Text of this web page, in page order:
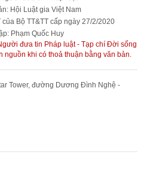
Hội Luật gia Việt Nam
Bộ TT&TT cấp ngày 27/2/2020
Phạm Quốc Huy
đưa tin Pháp luật - Tạp chí Đời sống
nguồn khi có thoả thuận bằng văn bản.
Tower, đường Dương Đình Nghệ -